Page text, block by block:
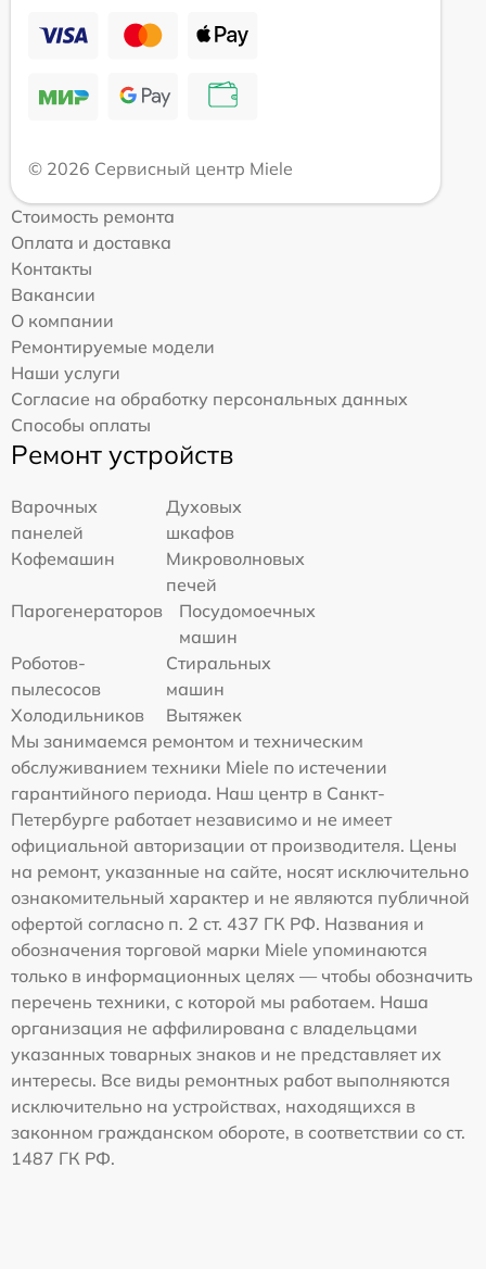
© 2026 Сервисный центр Miele
Стоимость ремонта
Оплата и доставка
Контакты
Вакансии
О компании
Ремонтируемые модели
Наши услуги
Согласие на обработку персональных данных
Способы оплаты
Ремонт устройств
Варочных
панелей
Духовых
шкафов
Кофемашин
Микроволновых
печей
Парогенераторов
Посудомоечных
машин
Роботов-
пылесосов
Стиральных
машин
Холодильников
Вытяжек
Мы занимаемся ремонтом и техническим
обслуживанием техники Miele по истечении
гарантийного периода. Наш центр в Санкт-
Петербурге работает независимо и не имеет
официальной авторизации от производителя. Цены
на ремонт, указанные на сайте, носят исключительно
ознакомительный характер и не являются публичной
офертой согласно п. 2 ст. 437 ГК РФ. Названия и
обозначения торговой марки Miele упоминаются
только в информационных целях — чтобы обозначить
перечень техники, с которой мы работаем. Наша
организация не аффилирована с владельцами
указанных товарных знаков и не представляет их
интересы. Все виды ремонтных работ выполняются
исключительно на устройствах, находящихся в
законном гражданском обороте, в соответствии со ст.
1487 ГК РФ.